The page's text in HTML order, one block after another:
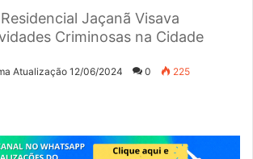
Jaçanã Visava
Criminosas na Cidade
Atualização 12/06/2024 0 225